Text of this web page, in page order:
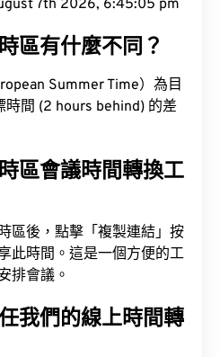
7th 2026, 6:45:06 pm
區有什麼不同？
Summer Time）為目
時間 (2 hours behind) 的差
區會議時間轉換工
區後，點擊「複製連結」按
此時間。這是一個方便的工
排會議。
我們的線上時間轉